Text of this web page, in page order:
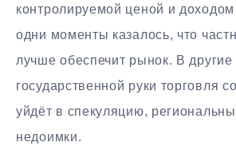
контролируемой ценой и
одни моменты казалось, что
лучше обеспечит рынок. В
государственной руки торговля
уйдёт в спекуляцию,
недоимки.